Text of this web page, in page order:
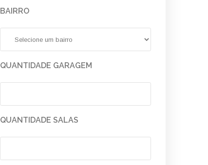
BAIRRO
QUANTIDADE GARAGEM
QUANTIDADE SALAS